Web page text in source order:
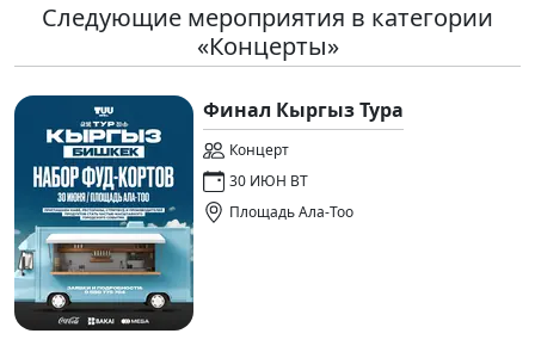
Следующие мероприятия в категории
«Концерты»
Финал Кыргыз Тура
Концерт
30 ИЮН ВТ
Площадь Ала-Тоо